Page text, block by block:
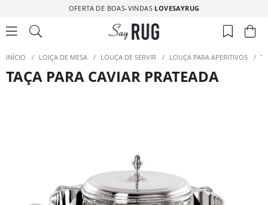
OFERTA DE BOAS-VINDAS LOVESAYRUG
INÍCIO / LOIÇA DE MESA / LOUÇA DE SERVIR / LOUÇA PARA APERITIVOS /
TAÇA PARA CAVIAR PRATEADA